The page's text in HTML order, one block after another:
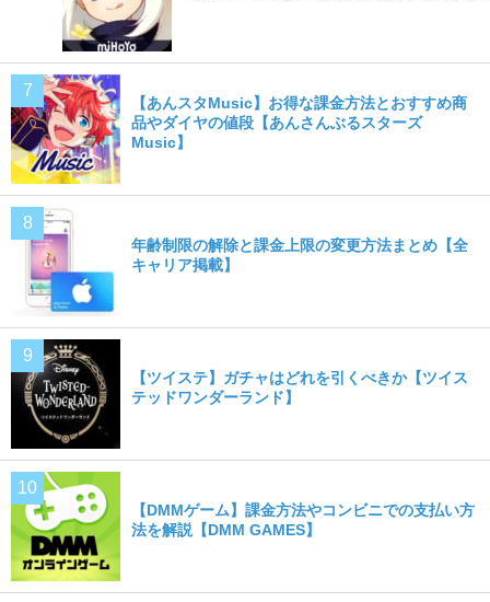
【あんスタMusic】お得な課金方法とおすすめ商
品やダイヤの値段【あんさんぶるスターズ
Music】
年齢制限の解除と課金上限の変更方法まとめ【全
キャリア掲載】
【ツイステ】ガチャはどれを引くべきか【ツイス
テッドワンダーランド】
【DMMゲーム】課金方法やコンビニでの支払い方
法を解説【DMM GAMES】